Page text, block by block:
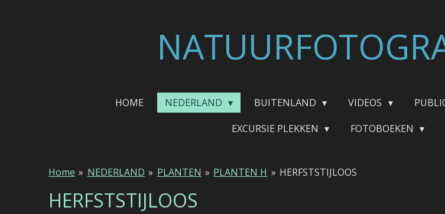
HOME NEDERLAND BUITENLAND VIDEOS
EXCURSIE PLEKKEN
FOTOBOEKEN
Home » NEDERLAND » PLANTEN » PLANTEN H » HERFSTSTIJLOOS
HERFSTSTIJLOOS